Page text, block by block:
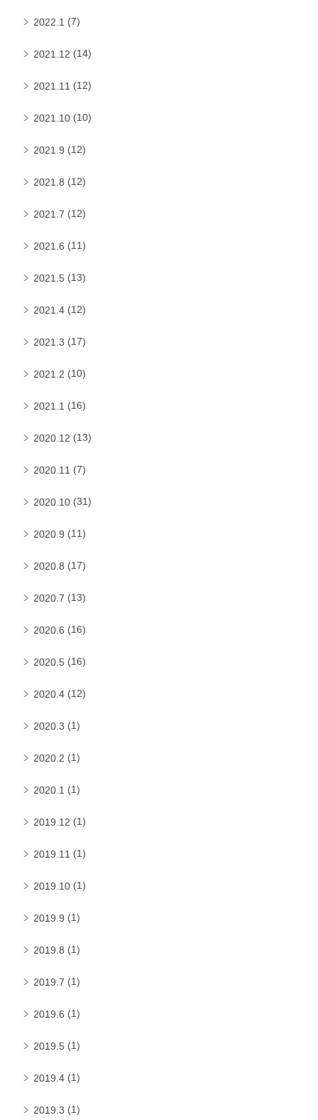
2022.1 (7)
2021.12 (14)
2021.11 (12)
2021.10 (10)
2021.9 (12)
2021.8 (12)
2021.7 (12)
2021.6 (11)
2021.5 (13)
2021.4 (12)
2021.3 (17)
2021.2 (10)
2021.1 (16)
2020.12 (13)
2020.11 (7)
2020.10 (31)
2020.9 (11)
2020.8 (17)
2020.7 (13)
2020.6 (16)
2020.5 (16)
2020.4 (12)
2020.3 (1)
2020.2 (1)
2020.1 (1)
2019.12 (1)
2019.11 (1)
2019.10 (1)
2019.9 (1)
2019.8 (1)
2019.7 (1)
2019.6 (1)
2019.5 (1)
2019.4 (1)
2019.3 (1)